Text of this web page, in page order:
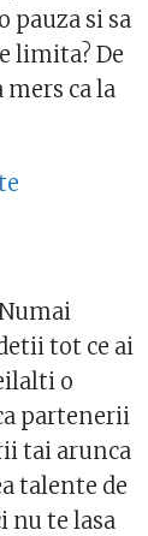
pauza si sa
limita? De
mers ca la
tot ce ai
o
partenerii
tai arunca
talente de
nu te lasa